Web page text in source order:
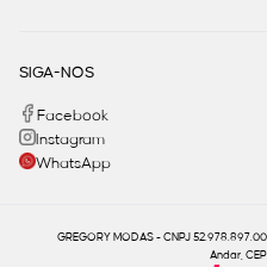
SIGA-NOS
Facebook
Instagram
WhatsApp
GREGORY MODAS - CNPJ
Andar,